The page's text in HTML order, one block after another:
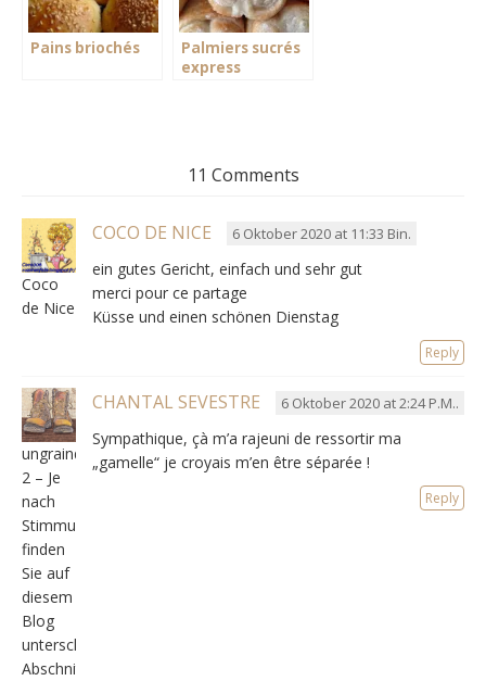
Pains briochés
Palmiers sucrés
express
11 Comments
Coco
de Nice
COCO DE NICE 6 Oktober 2020 at 11:33 Bin.
ein gutes Gericht, einfach und sehr gut
merci pour ce partage
Küsse und einen schönen Dienstag
Reply
ungraindesableoudesel/version
2 – Je
nach
Stimmung
finden
Sie auf
diesem
Blog
unterschiedliche
Abschnitte.
CHANTAL SEVESTRE 6 Oktober 2020 at 2:24 P.M..
Sympathique, çà m’a rajeuni de ressortir ma
„gamelle“ je croyais m’en être séparée !
Reply